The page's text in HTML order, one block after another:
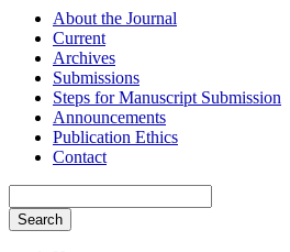
About the Journal
Current
Archives
Submissions
Steps for Manuscript Submission
Announcements
Publication Ethics
Contact
Search